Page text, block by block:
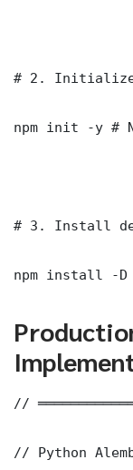
# 2.
npm init -y #
# 3. Install
npm install -D
//
// Python